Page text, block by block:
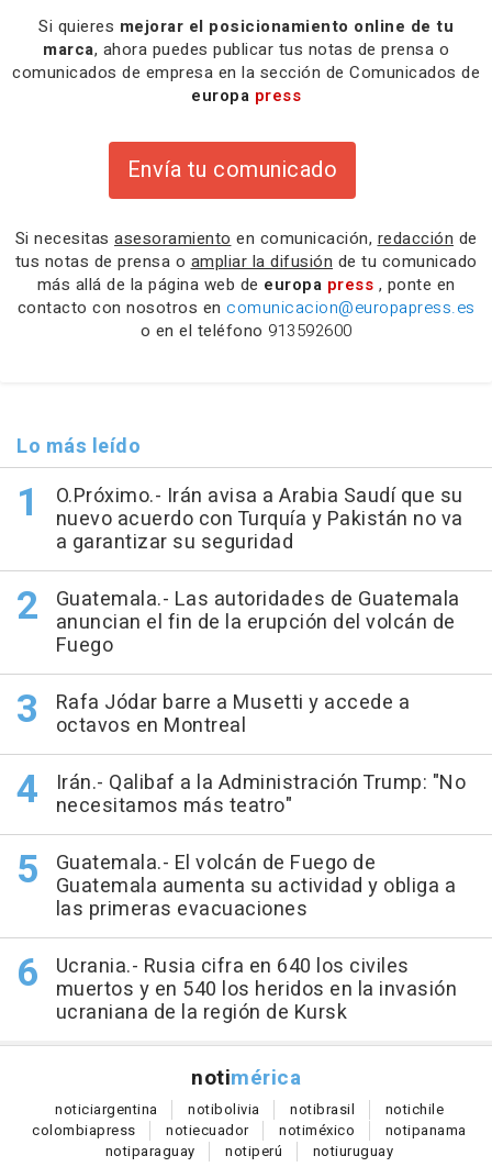
Si quieres mejorar el posicionamiento online de tu
marca, ahora puedes publicar tus notas de prensa o
comunicados de empresa en la sección de Comunicados de
europa press
Envía tu comunicado
Si necesitas asesoramiento en comunicación, redacción de
tus notas de prensa o ampliar la difusión de tu comunicado
más allá de la página web de europa press , ponte en
contacto con nosotros en comunicacion@europapress.es
o en el teléfono 913592600
Lo más leído
O.Próximo.- Irán avisa a Arabia Saudí que su
nuevo acuerdo con Turquía y Pakistán no va
a garantizar su seguridad
Guatemala.- Las autoridades de Guatemala
anuncian el fin de la erupción del volcán de
Fuego
Rafa Jódar barre a Musetti y accede a
octavos en Montreal
Irán.- Qalibaf a la Administración Trump: "No
necesitamos más teatro"
Guatemala.- El volcán de Fuego de
Guatemala aumenta su actividad y obliga a
las primeras evacuaciones
Ucrania.- Rusia cifra en 640 los civiles
muertos y en 540 los heridos en la invasión
ucraniana de la región de Kursk
notimérica
noticiargentina notibolivia notibrasil notichile
colombiapress notiecuador notiméxico notipanama
notiparaguay notiperú notiuruguay